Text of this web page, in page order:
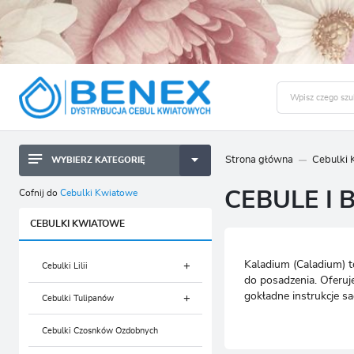
BYLINY SADZONKI BULWY
CEBULKI KWIATOWE
CEBULA DYMKA
CEBULKI I SADZONKI WARZYW
SADZONKI TRAW OZDOBNYCH
WYBIERZ KATEGORIĘ
NASIONA
CEBULA DYMKA
CEBULKI I SADZONKI WARZYW
Strona główna Cebulki
Cofnij doCebulki Kwiatowe
CEBULKI KWIATOWE
Cebulki Lilii
Cebulki Lilii Azjatyckich
Cebulki Lilii Azjatyckich Niskich
Cebulki Tulipanów
Cebulki Tulipanów Darwina
Cebulki Czosnków Ozdobnych
CEBULE I
Kaladium (Caladium)
do posadzenia.
gokładne instrukcje